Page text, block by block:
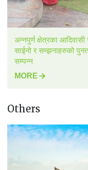
अन्नपुर्ण क्षेत्रका
साईनो र सम्झनाहरुको
सम्पन्न
MORE
Others